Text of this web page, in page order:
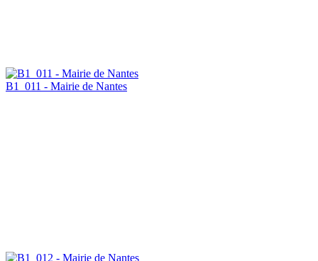
B1_011 - Mairie de Nantes